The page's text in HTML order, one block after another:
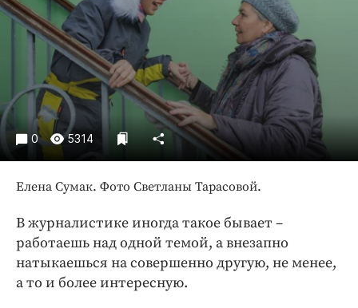
Происшествия
Спорт
Экономика и бизнес
ПРОЕКТЫ
Блоги
Издания
Интересное чтиво
Клиника года
Бренд года
Работодатель года
0 5314
Елена Сумак. Фото Светланы Тарасовой.
В журналистике иногда такое бывает –
работаешь над одной темой, а внезапно
натыкаешься на совершенно другую, не менее,
а то и более интересную.